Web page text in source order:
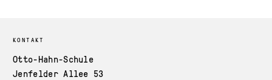
KONTAKT
Otto-Hahn-Schule
Jenfelder Allee 53